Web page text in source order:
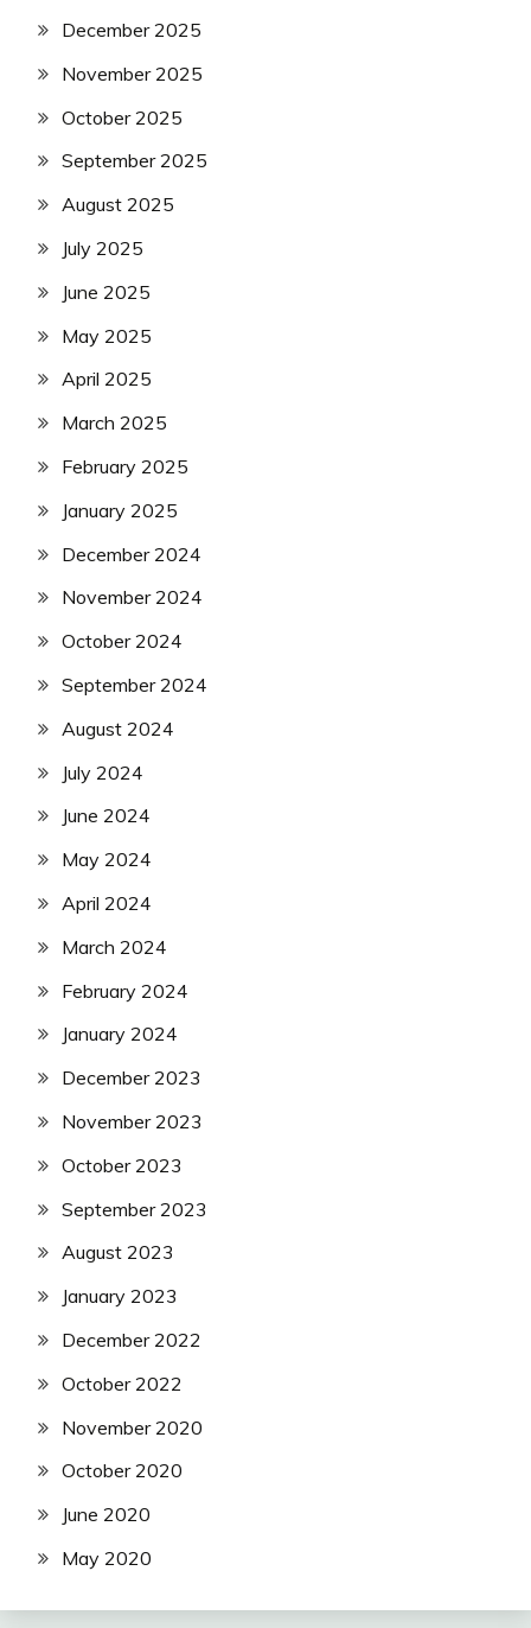
December 2025
November 2025
October 2025
September 2025
August 2025
July 2025
June 2025
May 2025
April 2025
March 2025
February 2025
January 2025
December 2024
November 2024
October 2024
September 2024
August 2024
July 2024
June 2024
May 2024
April 2024
March 2024
February 2024
January 2024
December 2023
November 2023
October 2023
September 2023
August 2023
January 2023
December 2022
October 2022
November 2020
October 2020
June 2020
May 2020